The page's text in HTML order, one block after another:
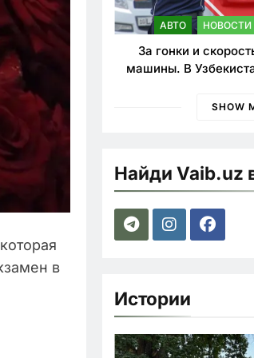
в
АВТО НОВОСТИ
За гонки и
машины. В
SHOW
Найди Vaib.uz
Истории